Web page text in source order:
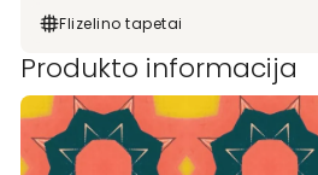
Flizelino tapetai
Produkto informacija